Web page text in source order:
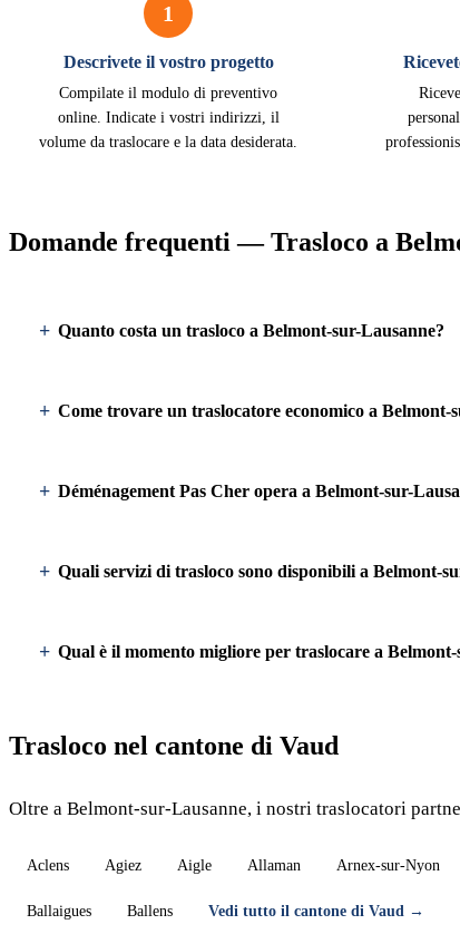
1
Descrivete il vostro progetto
Compilate il modulo di preventivo
online. Indicate i vostri indirizzi, il
volume da traslocare e la data desiderata.
Domande frequenti — Trasloco a
Quanto costa un trasloco a Belmont-sur-Lausanne?
Come trovare un traslocatore economico a Belmont-
Déménagement Pas Cher opera a Belmont-sur-
Quali servizi di trasloco sono disponibili a Belmont-
Qual è il momento migliore per traslocare a
Trasloco nel cantone di Vaud
Oltre a Belmont-sur-Lausanne, i nostri traslocatori
Aclens Agiez Aigle Allaman Arnex-sur-Nyon
Ballaigues Ballens Vedi tutto il cantone di Vaud →